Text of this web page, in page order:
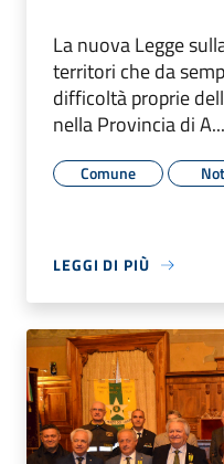
La nuova Legge
territori che da
difficoltà proprie
nella Provincia di A...
Comune
LEGGI DI PIÙ